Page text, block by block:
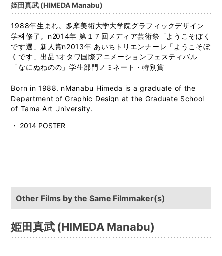
姫田真武 (HIMEDA Manabu)
1988年生まれ。多摩美術大学大学院グラフィックデザイン
学科修了。n2014年 第１７回メディア芸術祭「ようこそぼく
です選」新人賞n2013年 あいちトリエンナーレ「ようこそぼ
くです」出品nオタワ国際アニメーションフェスティバル
「なにぬねのの」学生部門ノミネート・特別賞
Born in 1988. nManabu Himeda is a graduate of the
Department of Graphic Design at the Graduate School
of Tama Art University.
・ 2014 POSTER
Other Films by the Same Filmmaker(s)
姫田真武 (HIMEDA Manabu)